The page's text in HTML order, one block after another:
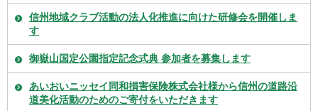
信州地域クラブ活動の法人化推進に向けた研修会を開催しま
す
御嶽山国定公園指定記念式典 参加者を募集します
あいおいニッセイ同和損害保険株式会社様から信州の道路沿
道美化活動のためのご寄付をいただきます